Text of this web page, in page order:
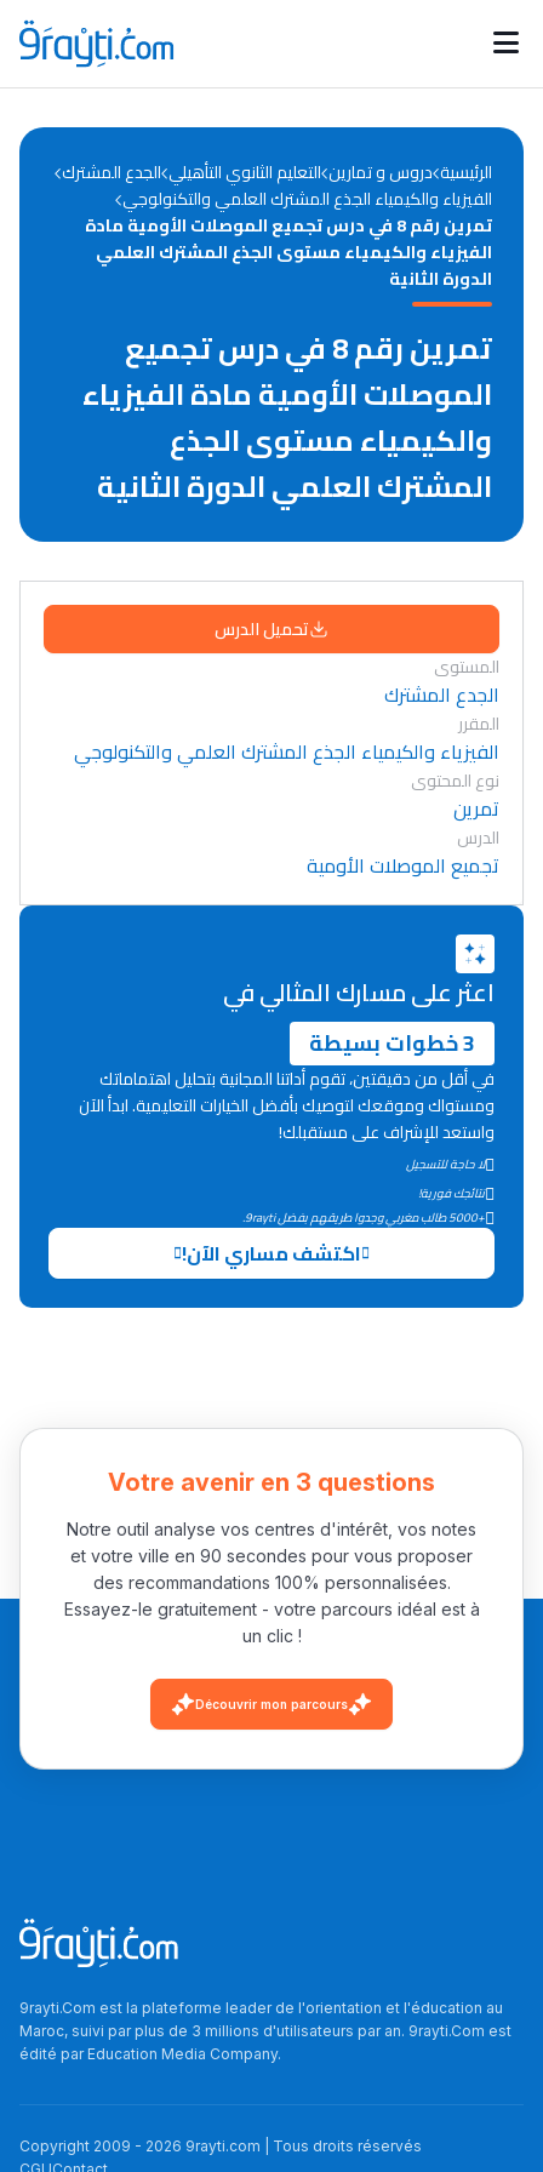
Catégories
d'actualités
Annonces bourses
Lycée Maroc
التعليم الثانوي التأهيلي
Collège au Maroc
التعليم الثانوي الإعدادي
+ de 89 Interviews/Vidéos
دليل المهن
ما يزيد عن 149 مهنة
دليل التوجيه
التوجيه بالثانوي و الإعدادي
Ki Derti Liha
ومن الخارج، بشرى
الرئيسية دروس و تمارين التعليم الثانوي التأهيلي الجدع المشترك
الفيزياء والكيمياء الجذع المشترك العلمي والتكنولوجي
تمرين رقم 8 في درس تجميع الموصلات الأومية مادة
الفيزياء والكيمياء مستوى الجذع المشترك العلمي
الدورة الثانية
تمرين رقم 8 في درس تجميع
الموصلات الأومية مادة الفيزياء
والكيمياء مستوى الجذع
المشترك العلمي الدورة الثانية
تحميل الدرس
المستوى
الجدع المشترك
المقرر
الفيزياء والكيمياء الجذع المشترك العلمي والتكنولوجي
نوع المحتوى
تمرين
الدرس
تجميع الموصلات الأومية
اعثر على مسارك المثالي في
3 خطوات بسيطة
في أقل من دقيقتين، تقوم أداتنا المجانية بتحليل اهتماماتك
ومستواك وموقعك لتوصيك بأفضل الخيارات التعليمية. ابدأ الآن
واستعد للإشراف على مستقبلك!
لا حاجة للتسجيل
نتائجك فورية!
+5000 طالب مغربي وجدوا طريقهم بفضل 9rayti.
اكتشف مساري الآن!
Votre avenir en 3 questions
Notre outil analyse vos centres d'intérêt, vos notes
et votre ville en 90 secondes pour vous proposer
des recommandations 100% personnalisées.
Essayez-le gratuitement - votre parcours idéal est à
un clic !
Découvrir mon parcours
9rayti.Com est la plateforme leader de l'orientation et l'éducation au
Maroc, suivi par plus de 3 millions d'utilisateurs par an. 9rayti.Com est
édité parEducation Media Company.
Copyright 2009 - 2026 9rayti.com | Tous droits réservés